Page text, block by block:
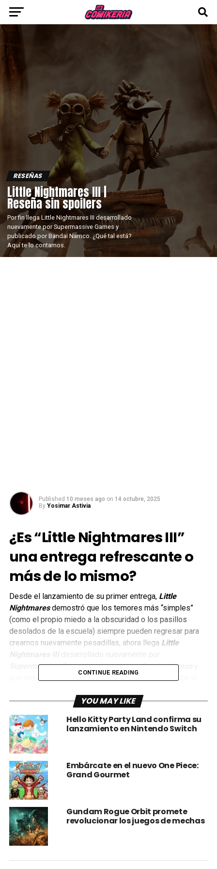
RESEÑAS
Little Nightmares III |
Reseña sin spoilers
Por fin llega Little Nightmares III desarrollado
nuevamente por Supermassive Games y
publicado por Bandai Namco. ¿Qué tal está?
Aquí te lo contamos.
Published 10 meses ago on 14 octubre, 2025
By Yosimar Astivia
¿Es “Little Nightmares III”
una entrega refrescante o
más de lo mismo?
Desde el lanzamiento de su primer entrega, Little
Nightmaresdemostró que los temores más “simples”
(como el propio miedo a la obscuridad o los pasillos
desolados de la escuela) siempre pueden regresar para
crearnos nuevamente pesadillas, ahora llega Little
Nightmares III
desarrollado nuevamente por
Supermassive Gamesy publicado porBandai Namco
que sigue la estructura de sus antecesores, pero con la
jugadores, pero ¿Sigue conservando la magia del terror
que en entregas anteriores? o ¿Ya ha pasado de moda el
soft horror que ofrece? A continuación les cuento.
CONTINUE READING
YOU MAY LIKE
Hello Kitty Party Land confirma su
lanzamiento en Nintendo Switch
Embárcate en el nuevo One Piece:
Grand Gourmet
Gundam Rogue Orbit promete
revolucionar los juegos de mechas